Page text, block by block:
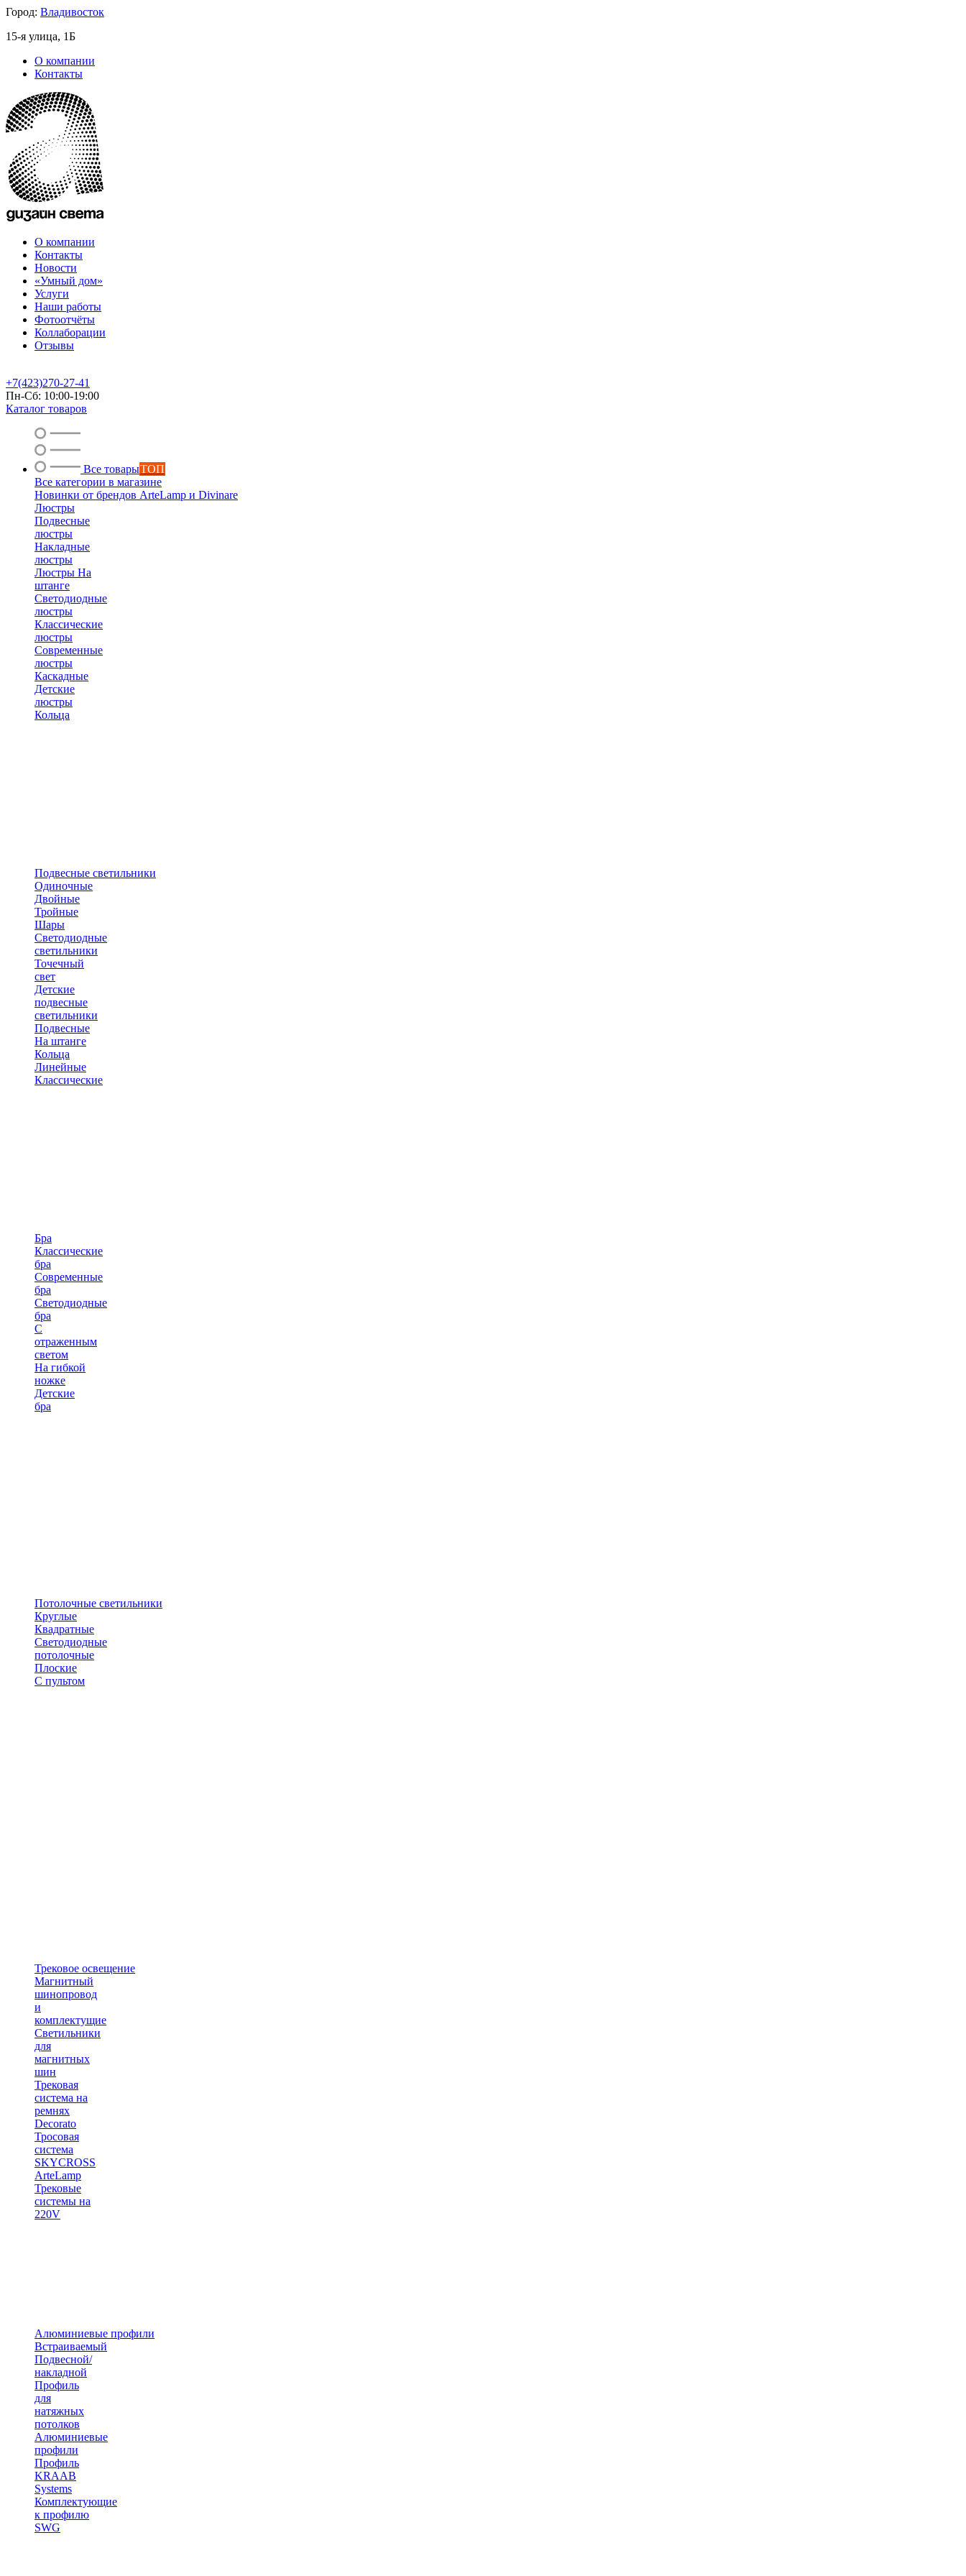
Город: Владивосток
15-я улица, 1Б
О компании
Контакты
О компании
Контакты
Новости
«Умный дом»
Услуги
Наши работы
Фотоотчёты
Коллаборации
Отзывы
+7(423)270-27-41
Пн-Сб: 10:00-19:00
Каталог товаров
Все товарыТОП
Все категории в магазине
Новинки от брендов ArteLamp и Divinare
Люстры
Подвесные
люстры
Накладные
люстры
Люстры На
штанге
Светодиодные
люстры
Классические
люстры
Современные
люстры
Каскадные
Детские
люстры
Кольца
Подвесные светильники
Одиночные
Двойные
Тройные
Шары
Светодиодные
светильники
Точечный
свет
Детские
подвесные
светильники
Подвесные
На штанге
Кольца
Линейные
Классические
Бра
Классические
бра
Современные
бра
Светодиодные
бра
С
отраженным
светом
На гибкой
ножке
Детские
бра
Потолочные светильники
Круглые
Квадратные
Светодиодные
потолочные
Плоские
С пультом
Трековое освещение
Магнитный
шинопровод
и
комплектущие
Светильники
для
магнитных
шин
Трековая
система на
ремнях
Decorato
Тросовая
система
SKYCROSS
ArteLamp
Трековые
системы на
220V
Алюминиевые профили
Встраиваемый
Подвесной/
накладной
Профиль
для
натяжных
потолков
Алюминиевые
профили
Профиль
KRAAB
Systems
Комплектующие
к профилю
SWG